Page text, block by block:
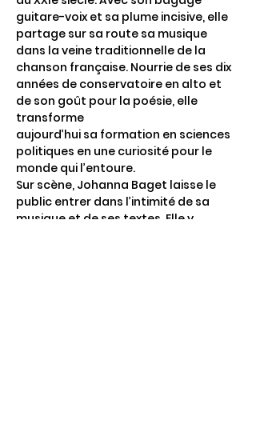
guitare-voix et sa plume incisive, elle
partage sur sa route sa musique
dans la veine traditionnelle de la
chanson française. Nourrie de ses dix
années de conservatoire en alto et
de son goût pour la poésie, elle
transforme
aujourd’hui sa formation en sciences
politiques en une curiosité pour le
monde qui l’entoure.
Sur scène, Johanna Baget laisse le
public entrer dans l’intimité de sa
musique et de ses textes. Elle y